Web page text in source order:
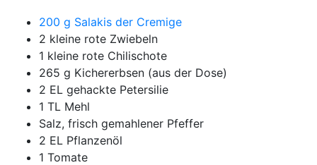
200 g Salakis der Cremige
2 kleine rote Zwiebeln
1 kleine rote Chilischote
265 g Kichererbsen (aus der Dose)
2 EL gehackte Petersilie
1 TL Mehl
Salz, frisch gemahlener Pfeffer
2 EL Pflanzenöl
1 Tomate